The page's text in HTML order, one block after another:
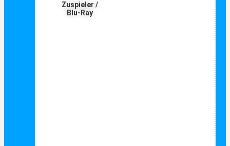
Zuspieler /
Blu-Ray